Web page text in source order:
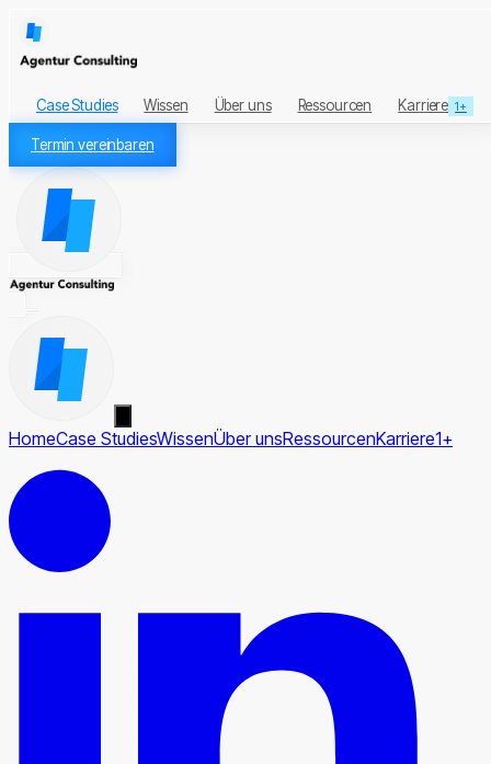
Case Studies Wissen Über uns Ressourcen Karriere 1+
Termin vereinbaren
HomeCase StudiesWissenÜber unsRessourcenKarriere1+